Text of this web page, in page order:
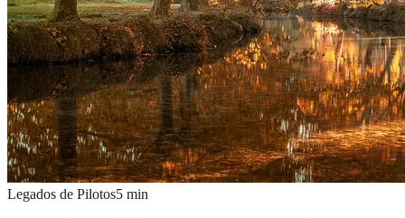
Legados de Pilotos5 min